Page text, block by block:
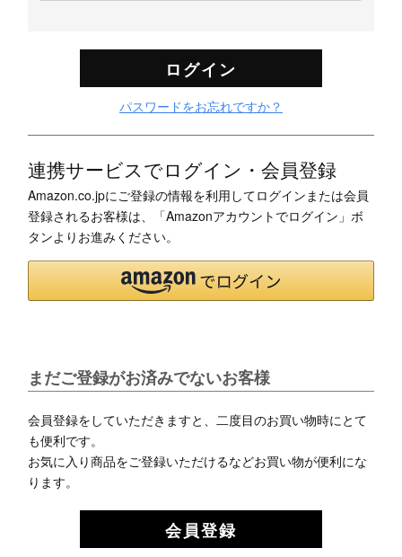
ログイン
パスワードをお忘れですか？
連携サービスでログイン・会員登録
Amazon.co.jpにご登録の情報を利用してログインまたは会員
登録されるお客様は、「Amazonアカウントでログイン」ボ
タンよりお進みください。
まだご登録がお済みでないお客様
会員登録をしていただきますと、二度目のお買い物時にとて
も便利です。
お気に入り商品をご登録いただけるなどお買い物が便利にな
ります。
会員登録